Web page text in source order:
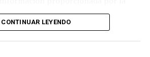
el operativo forma parte de las
para prevenir y combatir
CONTINUAR LEYENDO